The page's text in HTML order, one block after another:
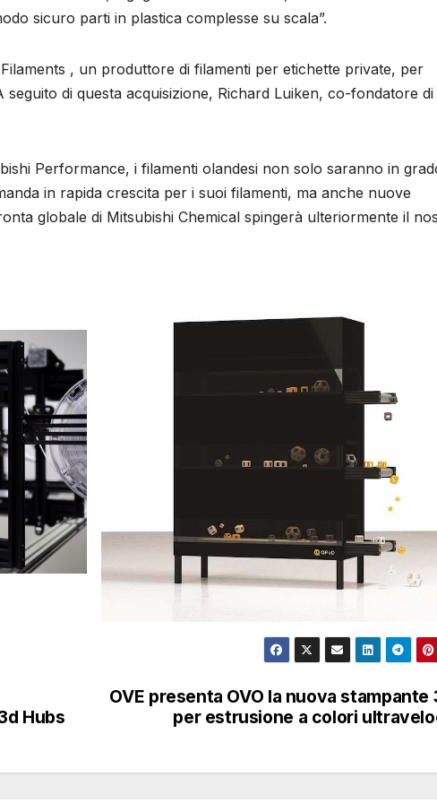
sicuro parti in plastica complesse su scala”.
, un produttore di filamenti per etichette private, per
di questa acquisizione, Richard Luiken, co-fondatore di
Performance, i filamenti olandesi non solo saranno in
in rapida crescita per i suoi filamenti, ma anche nuove
globale di Mitsubishi Chemical spingerà ulteriormente il
OVE presenta OVO la nuova stampante
per estrusione a colori
Hubs